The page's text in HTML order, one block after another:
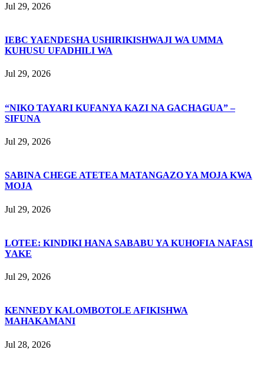
Jul 29, 2026
IEBC YAENDESHA USHIRIKISHWAJI WA UMMA
KUHUSU UFADHILI WA
Jul 29, 2026
“NIKO TAYARI KUFANYA KAZI NA GACHAGUA” –
SIFUNA
Jul 29, 2026
SABINA CHEGE ATETEA MATANGAZO YA MOJA KWA
MOJA
Jul 29, 2026
LOTEE: KINDIKI HANA SABABU YA KUHOFIA NAFASI
YAKE
Jul 29, 2026
KENNEDY KALOMBOTOLE AFIKISHWA
MAHAKAMANI
Jul 28, 2026